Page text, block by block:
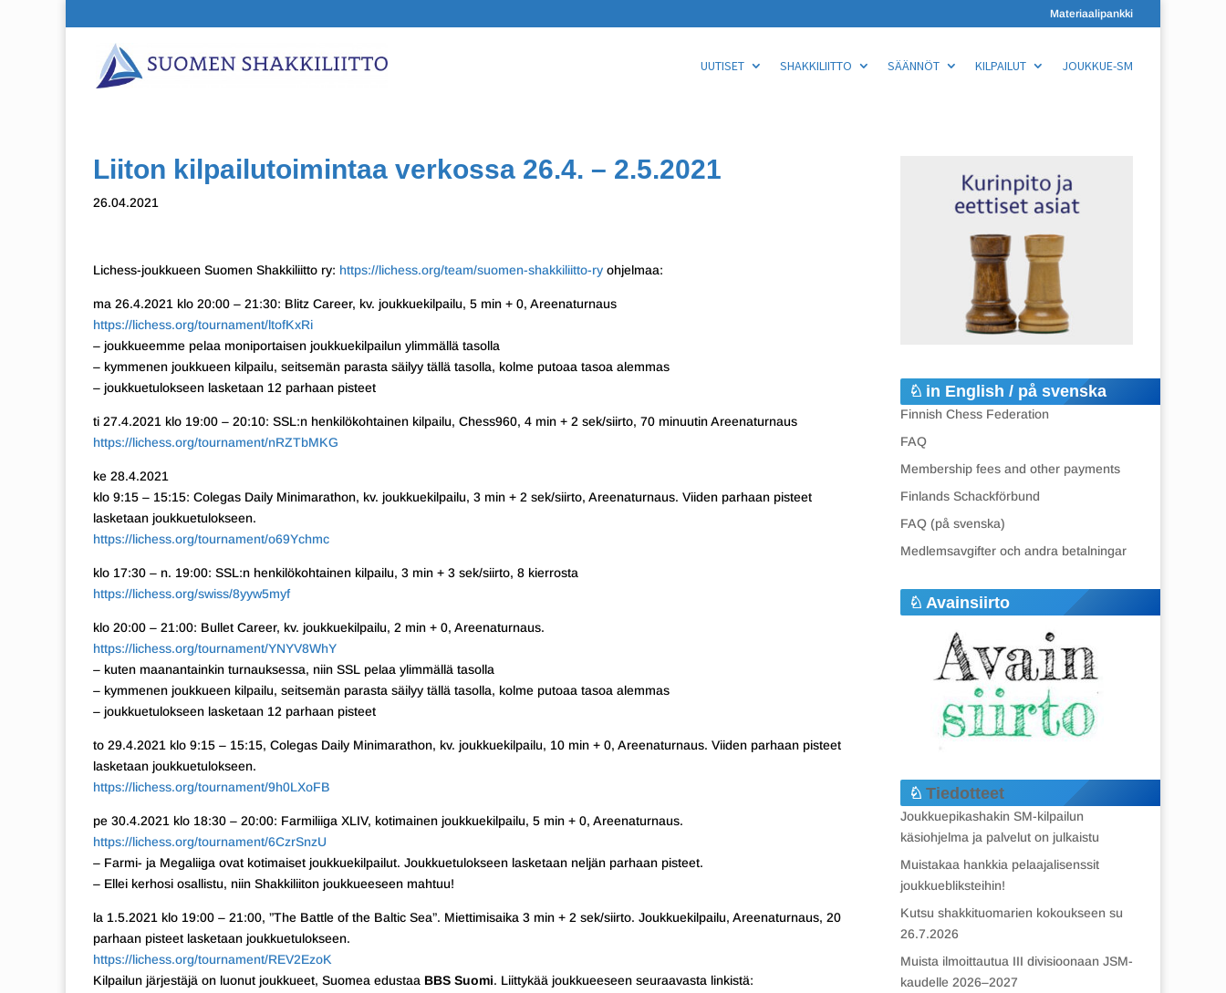
Materiaalipankki
UUTISET SHAKKILIITTO SÄÄNNÖT KILPAILUT JOUKKUE-SM
Liiton kilpailutoimintaa verkossa 26.4. – 2.5.2021
26.04.2021
Lichess-joukkueen Suomen Shakkiliitto ry: https://lichess.org/team/suomen-shakkiliitto-ry ohjelmaa:
ma 26.4.2021 klo 20:00 – 21:30: Blitz Career, kv. joukkuekilpailu, 5 min + 0, Areenaturnaus
https://lichess.org/tournament/ltofKxRi
– joukkueemme pelaa moniportaisen joukkuekilpailun ylimmällä tasolla
– kymmenen joukkueen kilpailu, seitsemän parasta säilyy tällä tasolla, kolme putoaa tasoa alemmas
– joukkuetulokseen lasketaan 12 parhaan pisteet
ti 27.4.2021 klo 19:00 – 20:10: SSL:n henkilökohtainen kilpailu, Chess960, 4 min + 2 sek/siirto, 70 minuutin Areenaturnaus
https://lichess.org/tournament/nRZTbMKG
ke 28.4.2021
klo 9:15 – 15:15: Colegas Daily Minimarathon, kv. joukkuekilpailu, 3 min + 2 sek/siirto, Areenaturnaus. Viiden parhaan pisteet
lasketaan joukkuetulokseen.
https://lichess.org/tournament/o69Ychmc
klo 17:30 – n. 19:00: SSL:n henkilökohtainen kilpailu, 3 min + 3 sek/siirto, 8 kierrosta
https://lichess.org/swiss/8yyw5myf
klo 20:00 – 21:00: Bullet Career, kv. joukkuekilpailu, 2 min + 0, Areenaturnaus.
https://lichess.org/tournament/YNYV8WhY
– kuten maanantainkin turnauksessa, niin SSL pelaa ylimmällä tasolla
– kymmenen joukkueen kilpailu, seitsemän parasta säilyy tällä tasolla, kolme putoaa tasoa alemmas
– joukkuetulokseen lasketaan 12 parhaan pisteet
to 29.4.2021 klo 9:15 – 15:15, Colegas Daily Minimarathon, kv. joukkuekilpailu, 10 min + 0, Areenaturnaus. Viiden parhaan pisteet
lasketaan joukkuetulokseen.
https://lichess.org/tournament/9h0LXoFB
pe 30.4.2021 klo 18:30 – 20:00: Farmiliiga XLIV, kotimainen joukkuekilpailu, 5 min + 0, Areenaturnaus.
https://lichess.org/tournament/6CzrSnzU
– Farmi- ja Megaliiga ovat kotimaiset joukkuekilpailut. Joukkuetulokseen lasketaan neljän parhaan pisteet.
– Ellei kerhosi osallistu, niin Shakkiliiton joukkueeseen mahtuu!
la 1.5.2021 klo 19:00 – 21:00, ”The Battle of the Baltic Sea”. Miettimisaika 3 min + 2 sek/siirto. Joukkuekilpailu, Areenaturnaus, 20
parhaan pisteet lasketaan joukkuetulokseen.
https://lichess.org/tournament/REV2EzoK
Kilpailun järjestäjä on luonut joukkueet, Suomea edustaa BBS Suomi. Liittykää joukkueeseen seuraavasta linkistä:
in English / på svenska
Finnish Chess Federation
FAQ
Membership fees and other payments
Finlands Schackförbund
FAQ (på svenska)
Medlemsavgifter och andra betalningar
Avainsiirto
Tiedotteet
Joukkuepikashakin SM-kilpailun
käsiohjelma ja palvelut on julkaistu
Muistakaa hankkia pelaajalisenssit
joukkuebliksteihin!
Kutsu shakkituomarien kokoukseen su
26.7.2026
Muista ilmoittautua III divisioonaan JSM-
kaudelle 2026–2027